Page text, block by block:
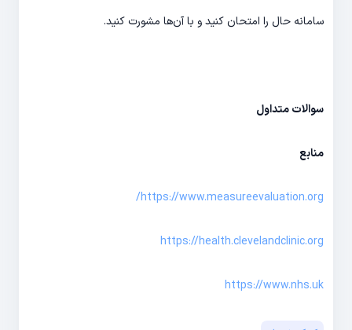
سامانه حال را امتحان کنید و با آن‌ها مشورت کنید.
سوالات متداول
منابع
https://www.measureevaluation.org/
https://health.clevelandclinic.org
https://www.nhs.uk